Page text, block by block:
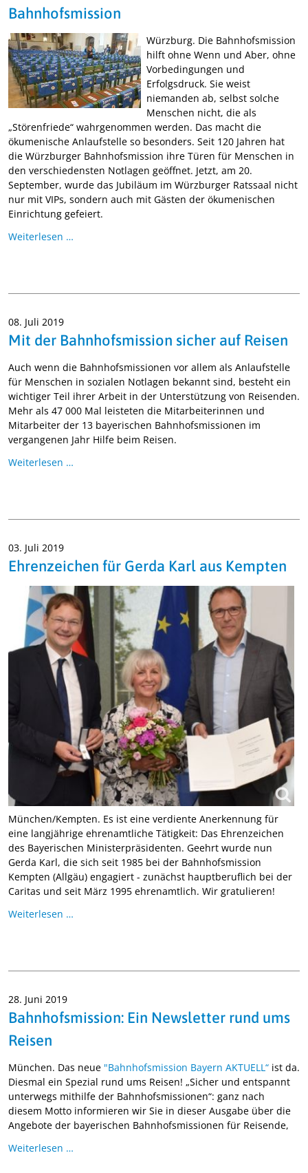
Bahnhofsmission
Würzburg. Die Bahnhofsmission
hilft ohne Wenn und Aber, ohne
Vorbedingungen und
Erfolgsdruck. Sie weist
niemanden ab, selbst solche
Menschen nicht, die als
„Störenfriede“ wahrgenommen werden. Das macht die
ökumenische Anlaufstelle so besonders. Seit 120 Jahren hat
die Würzburger Bahnhofsmission ihre Türen für Menschen in
den verschiedensten Notlagen geöffnet. Jetzt, am 20.
September, wurde das Jubiläum im Würzburger Ratssaal nicht
nur mit VIPs, sondern auch mit Gästen der ökumenischen
Einrichtung gefeiert.
Weiterlesen …
08. Juli 2019
Mit der Bahnhofsmission sicher auf Reisen
Auch wenn die Bahnhofsmissionen vor allem als Anlaufstelle
für Menschen in sozialen Notlagen bekannt sind, besteht ein
wichtiger Teil ihrer Arbeit in der Unterstützung von Reisenden.
Mehr als 47 000 Mal leisteten die Mitarbeiterinnen und
Mitarbeiter der 13 bayerischen Bahnhofsmissionen im
vergangenen Jahr Hilfe beim Reisen.
Weiterlesen …
03. Juli 2019
Ehrenzeichen für Gerda Karl aus Kempten
München/Kempten. Es ist eine verdiente Anerkennung für
eine langjährige ehrenamtliche Tätigkeit: Das Ehrenzeichen
des Bayerischen Ministerpräsidenten. Geehrt wurde nun
Gerda Karl, die sich seit 1985 bei der Bahnhofsmission
Kempten (Allgäu) engagiert - zunächst hauptberuflich bei der
Caritas und seit März 1995 ehrenamtlich. Wir gratulieren!
Weiterlesen …
28. Juni 2019
Bahnhofsmission: Ein Newsletter rund ums
Reisen
München. Das neue "Bahnhofsmission Bayern AKTUELL“ ist da.
Diesmal ein Spezial rund ums Reisen! „Sicher und entspannt
unterwegs mithilfe der Bahnhofsmissionen“: ganz nach
diesem Motto informieren wir Sie in dieser Ausgabe über die
Angebote der bayerischen Bahnhofsmissionen für Reisende,
Weiterlesen …